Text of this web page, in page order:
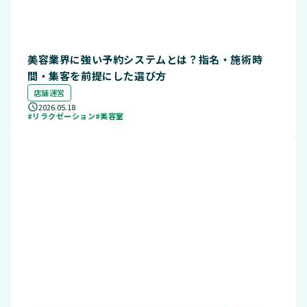
美容業界に強い予約システムとは？指名・施術時
間・集客を前提にした選び方
店舗運営
2026.05.18
#リラクゼーション#美容室